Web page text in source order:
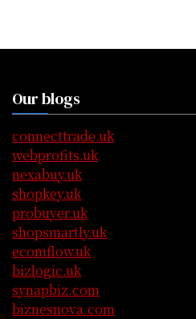
Our blogs
connecttrade.uk
webprofits.uk
nexabuy.uk
shopkey.uk
probuyer.uk
shopsmartly.uk
ecomflow.uk
bizlogic.uk
synapbiz.com
biznesnova.com